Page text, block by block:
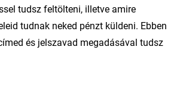
tudsz feltölteni, illetve amire
tudnak neked pénzt küldeni. Ebben
és jelszavad megadásával tudsz